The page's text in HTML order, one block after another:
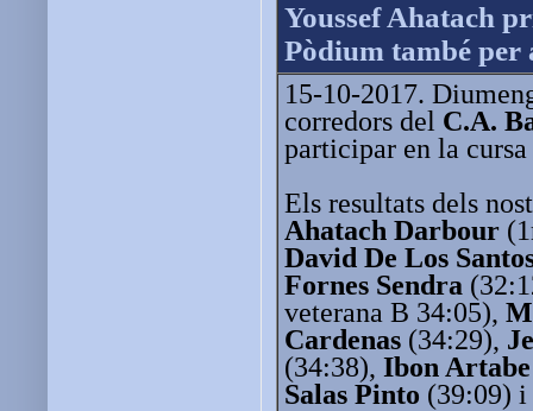
Youssef Ahatach
Pòdium també per
15-10-2017.
corredors del C.A.
participar en la
Els resultats dels
Ahatach Darbour
David De Los
Fornes Sendra
veterana B 34:05),
Cardenas (34:29),
(34:38), Ibon
Salas Pinto (39:09) i